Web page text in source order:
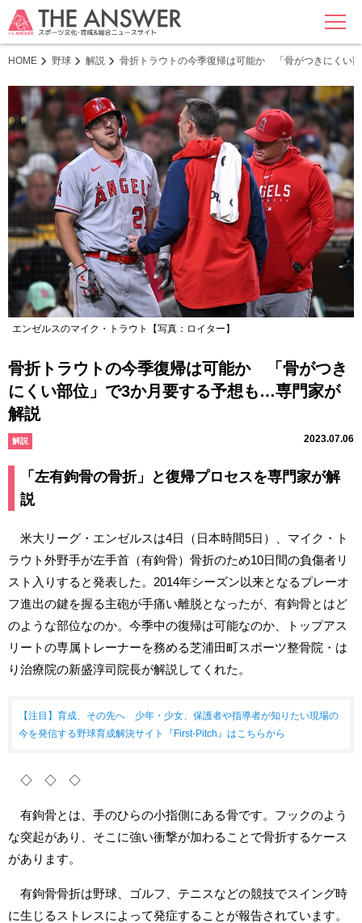
MENU
HOME 野球 解説 骨折トラウトの今季復帰は可能か 「骨がつきにくい
エンゼルスのマイク・トラウト【写真：ロイター】
骨折トラウトの今季復帰は可能か 「骨がつき
にくい部位」で3か月要する予想も…専門家が
解説
解説 2023.07.06
「左有鉤骨の骨折」と復帰プロセスを専門家が解
説
米大リーグ・エンゼルスは4日（日本時間5日）、マイク・ト
ラウト外野手が左手首（有鉤骨）骨折のため10日間の負傷者リ
スト入りすると発表した。2014年シーズン以来となるプレーオ
フ進出の鍵を握る主砲が手痛い離脱となったが、有鉤骨とはど
のような部位なのか。今季中の復帰は可能なのか、トップアス
リートの専属トレーナーを務める芝浦田町スポーツ整骨院・は
り治療院の新盛淳司院長が解説してくれた。
【注目】育成、その先へ 少年・少女、保護者や指導者が知りたい現場の
今を発信する野球育成解決サイト『First-Pitch』はこちらから
◇ ◇ ◇
有鉤骨とは、手のひらの小指側にある骨です。フックのよう
な突起があり、そこに強い衝撃が加わることで骨折するケース
があります。
有鉤骨骨折は野球、ゴルフ、テニスなどの競技でスイング時
に生じるストレスによって発症することが報告されています。